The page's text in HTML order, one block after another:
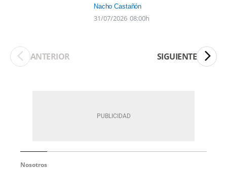
Nacho Castañón
31/07/2026 08:00h
ANTERIOR SIGUIENTE
Nosotros